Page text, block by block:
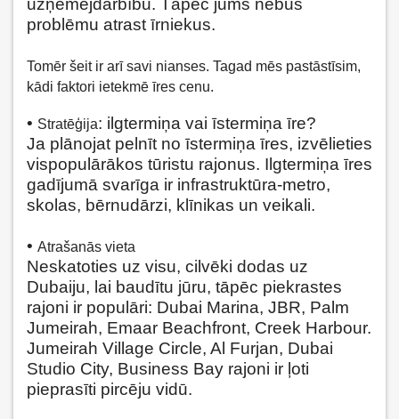
uzņēmējdarbību. Tāpēc jums nebūs
problēmu atrast īrniekus.
Tomēr šeit ir arī savi nianses. Tagad mēs pastāstīsim,
kādi faktori ietekmē īres cenu.
• Stratēģija: ilgtermiņa vai īstermiņa īre?
Ja plānojat pelnīt no īstermiņa īres, izvēlieties
vispopulārākos tūristu rajonus. Ilgtermiņa īres
gadījumā svarīga ir infrastruktūra-metro,
skolas, bērnudārzi, klīnikas un veikali.
• Atrašanās vieta
Neskatoties uz visu, cilvēki dodas uz
Dubaiju, lai baudītu jūru, tāpēc piekrastes
rajoni ir populāri: Dubai Marina, JBR, Palm
Jumeirah, Emaar Beachfront, Creek Harbour.
Jumeirah Village Circle, Al Furjan, Dubai
Studio City, Business Bay rajoni ir ļoti
pieprasīti pircēju vidū.